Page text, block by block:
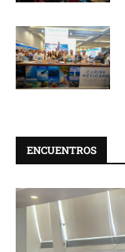
ENCUENTROS